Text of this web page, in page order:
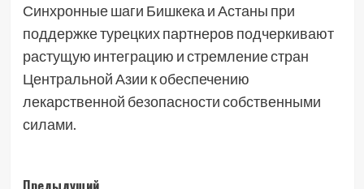
Синхронные шаги Бишкека и Астаны при
поддержке турецких партнеров подчеркивают
растущую интеграцию и стремление стран
Центральной Азии к обеспечению
лекарственной безопасности собственными
силами.